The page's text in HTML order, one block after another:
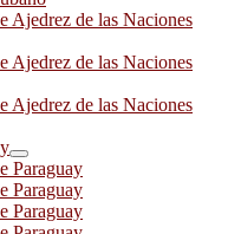
Ajedrez de las Naciones
Ajedrez de las Naciones
Ajedrez de las Naciones
Paraguay
Paraguay
Paraguay